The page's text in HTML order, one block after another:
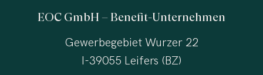
EOC GmbH – Benefit-Unternehmen
Gewerbegebiet Wurzer 22
I-39055 Leifers (BZ)